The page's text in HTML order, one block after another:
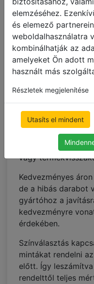
elemzéséhez.
és elemező
weboldalhasználatra
kombinálhatják az
amelyeket Ön adott
használt más
Részletek megjelenítése
Utasíts el mindent
Megjegyzés: A
kerül kiszámításra,
tartalmazza!
Megjegyzés:
VISSZAKÜLDÉS
Ha az árnyékoló
megoldást az ön
ön ejtett hibát a
meggondolta
akkor nem tudunk
vagy
Kedvezményes
de a hibás darabot
gyártóhoz a
kedvezményre
érdekében.
Színválasztás
mintákat rendelni
előtt. Így
rendelttől teljes